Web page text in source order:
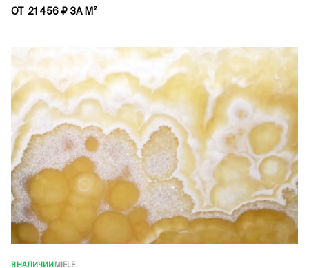
ОТ 21 456 ₽ ЗА М²
В НАЛИЧИИ MIELE